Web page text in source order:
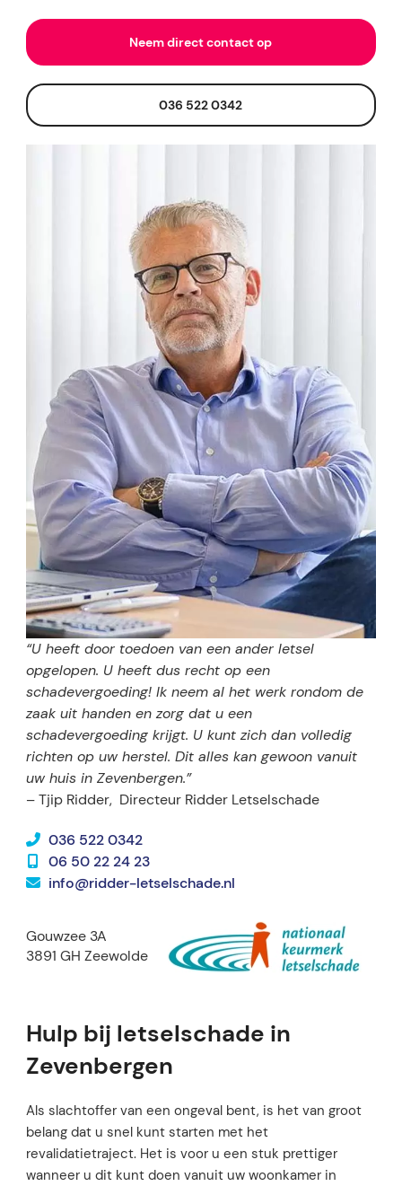
Neem direct contact op
036 522 0342
“U heeft door toedoen van een ander letsel
opgelopen. U heeft dus recht op een
schadevergoeding! Ik neem al het werk rondom de
zaak uit handen en zorg dat u een
schadevergoeding krijgt. U kunt zich dan volledig
richten op uw herstel. Dit alles kan gewoon vanuit
uw huis in Zevenbergen.”
– Tjip Ridder, Directeur Ridder Letselschade
036 522 0342
06 50 22 24 23
info@ridder-letselschade.nl
Gouwzee 3A
3891 GH Zeewolde
Hulp bij letselschade in
Zevenbergen
Als slachtoffer van een ongeval bent, is het van groot
belang dat u snel kunt starten met het
revalidatietraject. Het is voor u een stuk prettiger
wanneer u dit kunt doen vanuit uw woonkamer in